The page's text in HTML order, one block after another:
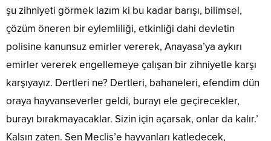
şu zihniyeti görmek lazım ki bu kadar barışı, bilimsel,
çözüm öneren bir eylemliliği, etkinliği dahi devletin
polisine kanunsuz emirler vererek, Anayasa’ya aykırı
emirler vererek engellemeye çalışan bir zihniyetle karşı
karşıyayız. Dertleri ne? Dertleri, bahaneleri, efendim dün
oraya hayvanseverler geldi, burayı ele geçirecekler,
burayı bırakmayacaklar. Sizin için açarsak, onlar da kalır.’
Kalsın zaten. Sen Meclis’e hayvanları katledecek,